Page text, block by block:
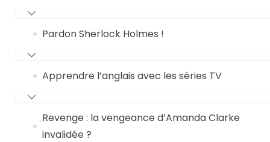
Pardon Sherlock Holmes !
Apprendre l’anglais avec les séries TV
Revenge : la vengeance d’Amanda Clarke
invalidée ?